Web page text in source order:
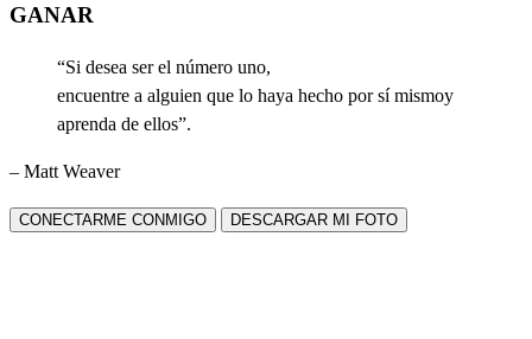
GANAR
“Si desea ser el número uno,
encuentre a alguien que lo haya hecho por sí mismoy
aprenda de ellos”.
– Matt Weaver
CONECTARME CONMIGO DESCARGAR MI FOTO